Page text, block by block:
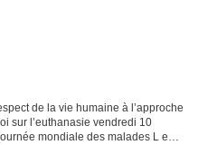
de la vie humaine à l’approche
sur l’euthanasie vendredi 10
mondiale des malades L e